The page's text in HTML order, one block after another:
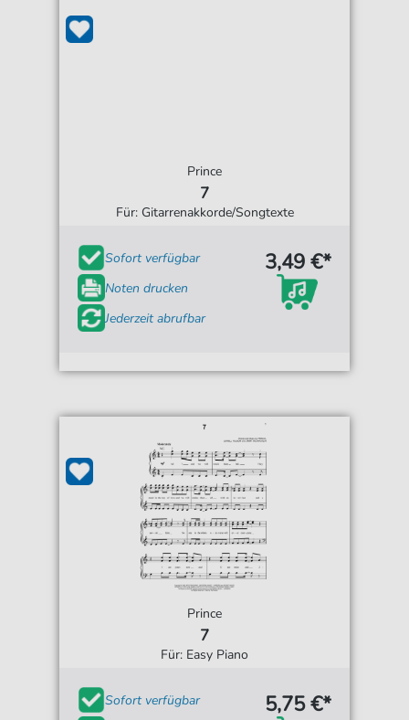
Prince
7
Für: Gitarrenakkorde/Songtexte
Sofort verfügbar
Noten drucken
Jederzeit abrufbar
3,49 €*
Prince
7
Für: Easy Piano
Sofort verfügbar
5,75 €*